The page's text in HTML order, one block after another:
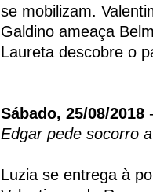
se mobilizam.
Galdino ameaça
Laureta descobre o
Sábado, 25/08/2018
Edgar pede socorro
Luzia se entrega à